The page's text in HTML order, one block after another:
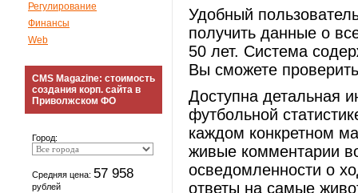
Регулирование
Финансы
Web
CMS Magazine: стоимость
создания корп. сайта в
Приволжском ФО
Город:
Средняя цена: 57 958
рублей
Удобный
получить данные о
50 лет. Система
Вы сможете
Доступна детальная
футбольной
каждом конкретном
живые комментарии
осведомленности о
ответы на самые